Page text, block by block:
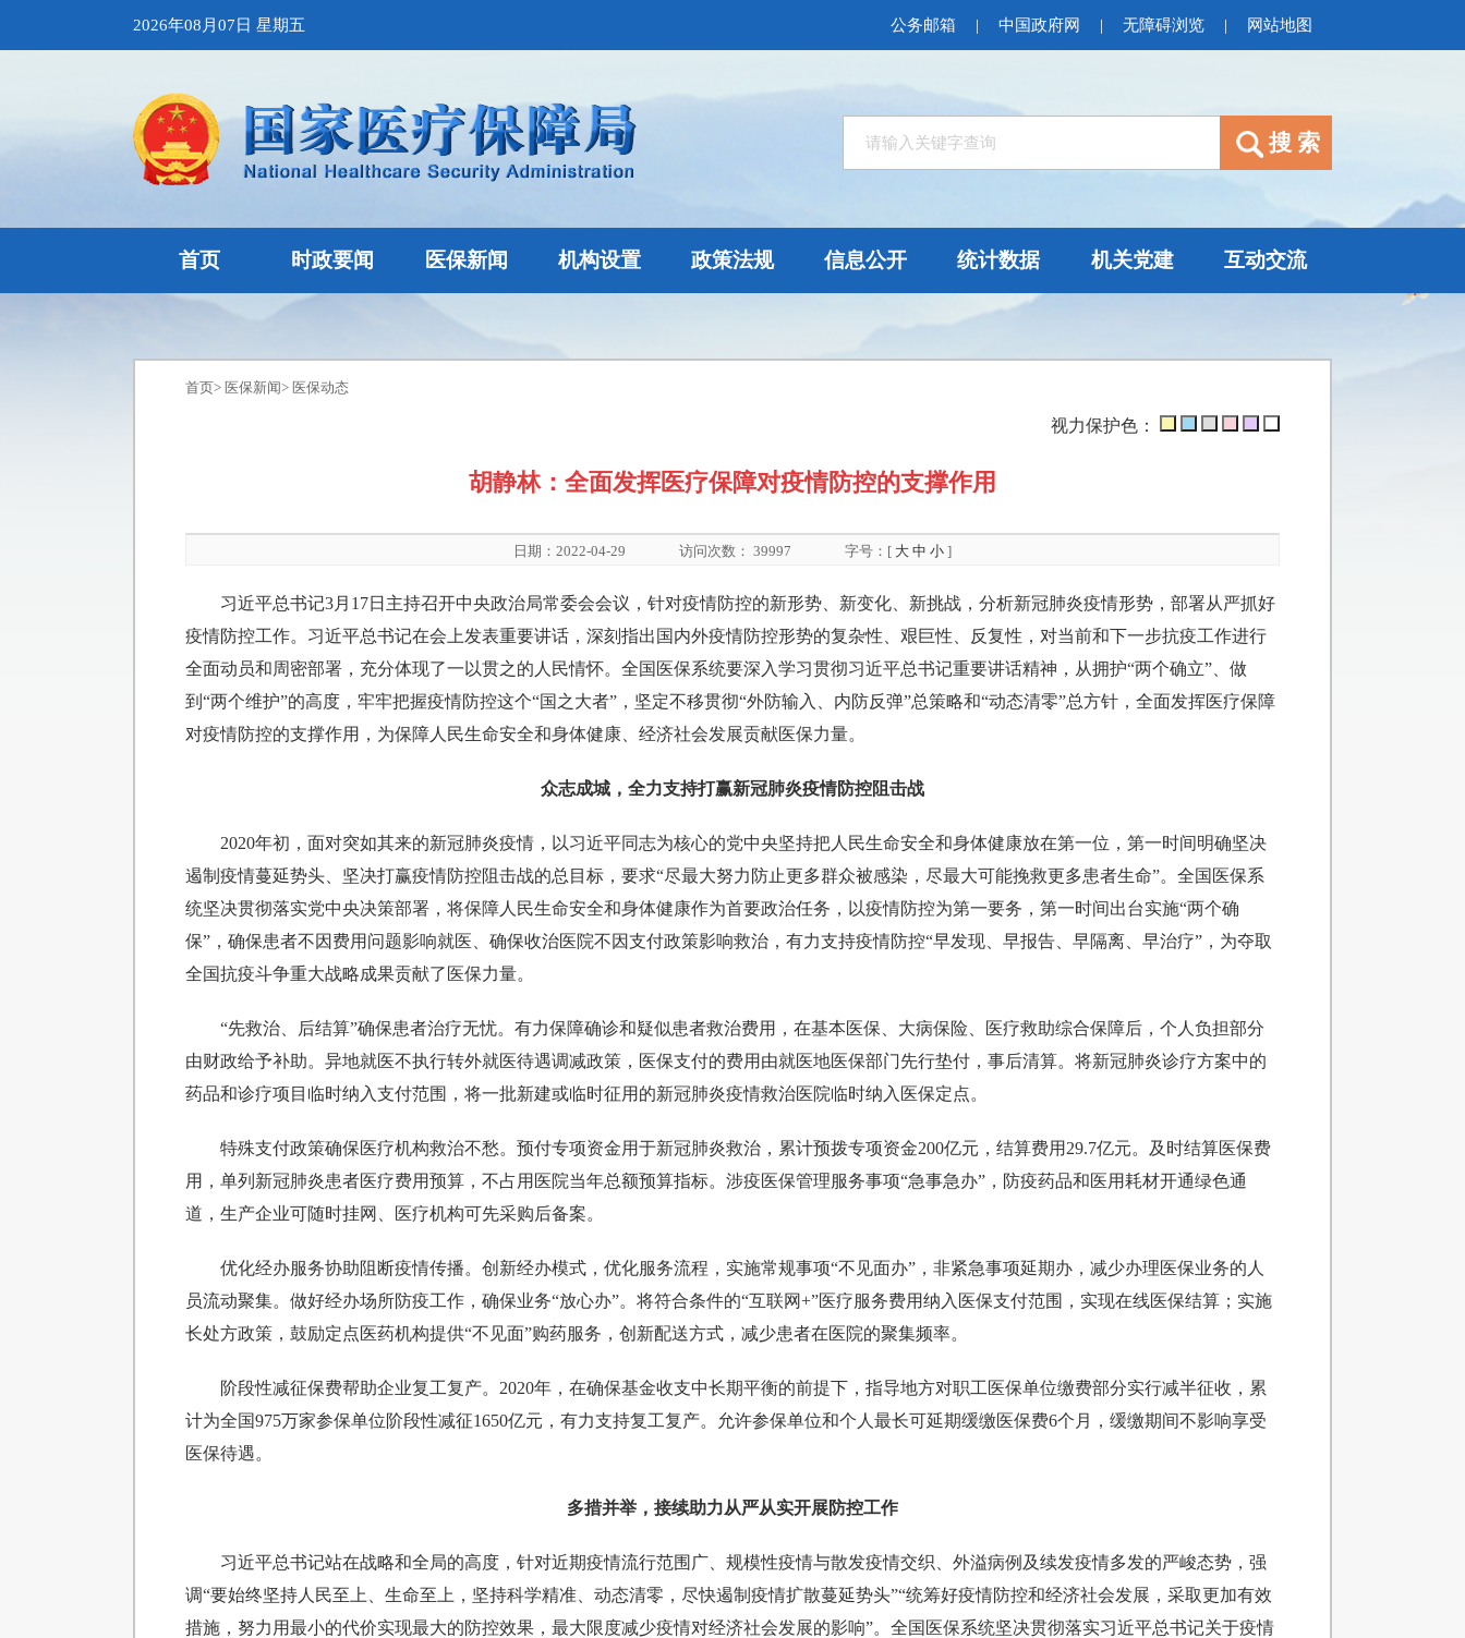
2026年08月07日 星期五 公务邮箱 | 中国政府网 | 无障碍浏览 | 网站地图
首页 时政要闻 医保新闻 机构设置 政策法规 信息公开 统计数据 机关党建 互动交流
首页> 医保新闻> 医保动态
视力保护色：
胡静林：全面发挥医疗保障对疫情防控的支撑作用
日期：2022-04-29 访问次数： 39997 字号：[ 大 中 小]
习近平总书记3月17日主持召开中央政治局常委会会议，针对疫情防控的新形势、新变化、新挑战，分析新冠肺炎疫情形势，部署从严抓好
疫情防控工作。习近平总书记在会上发表重要讲话，深刻指出国内外疫情防控形势的复杂性、艰巨性、反复性，对当前和下一步抗疫工作进行
全面动员和周密部署，充分体现了一以贯之的人民情怀。全国医保系统要深入学习贯彻习近平总书记重要讲话精神，从拥护“两个确立”、做
到“两个维护”的高度，牢牢把握疫情防控这个“国之大者”，坚定不移贯彻“外防输入、内防反弹”总策略和“动态清零”总方针，全面发挥医疗保障
对疫情防控的支撑作用，为保障人民生命安全和身体健康、经济社会发展贡献医保力量。
众志成城，全力支持打赢新冠肺炎疫情防控阻击战
2020年初，面对突如其来的新冠肺炎疫情，以习近平同志为核心的党中央坚持把人民生命安全和身体健康放在第一位，第一时间明确坚决
遏制疫情蔓延势头、坚决打赢疫情防控阻击战的总目标，要求“尽最大努力防止更多群众被感染，尽最大可能挽救更多患者生命”。全国医保系
统坚决贯彻落实党中央决策部署，将保障人民生命安全和身体健康作为首要政治任务，以疫情防控为第一要务，第一时间出台实施“两个确
保”，确保患者不因费用问题影响就医、确保收治医院不因支付政策影响救治，有力支持疫情防控“早发现、早报告、早隔离、早治疗”，为夺取
全国抗疫斗争重大战略成果贡献了医保力量。
“先救治、后结算”确保患者治疗无忧。有力保障确诊和疑似患者救治费用，在基本医保、大病保险、医疗救助综合保障后，个人负担部分
由财政给予补助。异地就医不执行转外就医待遇调减政策，医保支付的费用由就医地医保部门先行垫付，事后清算。将新冠肺炎诊疗方案中的
药品和诊疗项目临时纳入支付范围，将一批新建或临时征用的新冠肺炎疫情救治医院临时纳入医保定点。
特殊支付政策确保医疗机构救治不愁。预付专项资金用于新冠肺炎救治，累计预拨专项资金200亿元，结算费用29.7亿元。及时结算医保费
用，单列新冠肺炎患者医疗费用预算，不占用医院当年总额预算指标。涉疫医保管理服务事项“急事急办”，防疫药品和医用耗材开通绿色通
道，生产企业可随时挂网、医疗机构可先采购后备案。
优化经办服务协助阻断疫情传播。创新经办模式，优化服务流程，实施常规事项“不见面办”，非紧急事项延期办，减少办理医保业务的人
员流动聚集。做好经办场所防疫工作，确保业务“放心办”。将符合条件的“互联网+”医疗服务费用纳入医保支付范围，实现在线医保结算；实施
长处方政策，鼓励定点医药机构提供“不见面”购药服务，创新配送方式，减少患者在医院的聚集频率。
阶段性减征保费帮助企业复工复产。2020年，在确保基金收支中长期平衡的前提下，指导地方对职工医保单位缴费部分实行减半征收，累
计为全国975万家参保单位阶段性减征1650亿元，有力支持复工复产。允许参保单位和个人最长可延期缓缴医保费6个月，缓缴期间不影响享受
医保待遇。
多措并举，接续助力从严从实开展防控工作
习近平总书记站在战略和全局的高度，针对近期疫情流行范围广、规模性疫情与散发疫情交织、外溢病例及续发疫情多发的严峻态势，强
调“要始终坚持人民至上、生命至上，坚持科学精准、动态清零，尽快遏制疫情扩散蔓延势头”“统筹好疫情防控和经济社会发展，采取更加有效
措施，努力用最小的代价实现最大的防控效果，最大限度减少疫情对经济社会发展的影响”。全国医保系统坚决贯彻落实习近平总书记关于疫情